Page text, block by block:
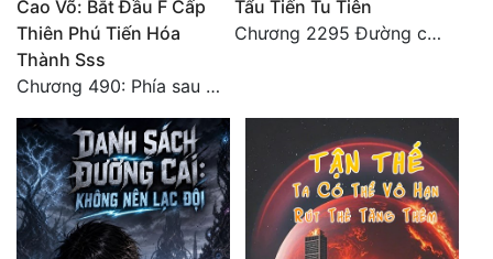
Cao Võ: Bắt Đầu F Cấp
Thiên Phú Tiến Hóa
Thành Sss
Chương 490: Phía sau màn hắc thủ!
Tẩu Tiến Tu Tiên
Chương 2295 Đường còn rất dài đâu 【 đại kết cục 】